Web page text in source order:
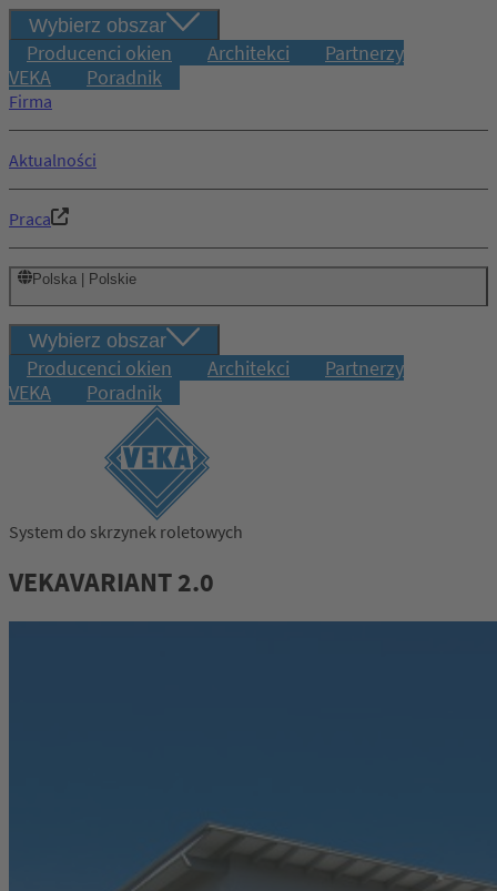
Wybierz obszar
Producenci okien Architekci
Partnerzy
VEKA
Poradnik
Firma
Aktualności
Praca
Polska | Polskie
Wybierz obszar
Producenci okien Architekci
Partnerzy
VEKA
Poradnik
System do skrzynek roletowych
VEKAVARIANT 2.0